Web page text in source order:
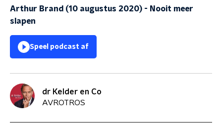
Arthur Brand (10 augustus 2020) - Nooit meer
slapen
Speel podcast af
dr Kelder en Co
AVROTROS